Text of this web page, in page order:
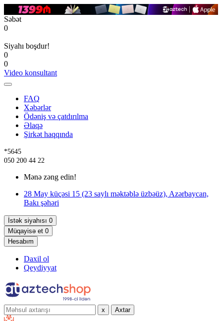
Səbət
0
Siyahı boşdur!
0
0
Video konsultant
FAQ
Xəbərlər
Ödəniş və çatdırılma
Əlaqə
Şirkət haqqında
*5645
050 200 44 22
Mənə zəng edin!
28 May küçəsi 15 (23 saylı məktəblə üzbəüz), Azərbaycan,
Bakı şəhəri
İstək siyahısı 0
Müqayisə et 0
Hesabım
Daxil ol
Qeydiyyat
x Axtar